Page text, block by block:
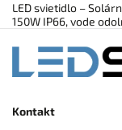
LED svietidlo –
150W IP66, vode
Kontakt